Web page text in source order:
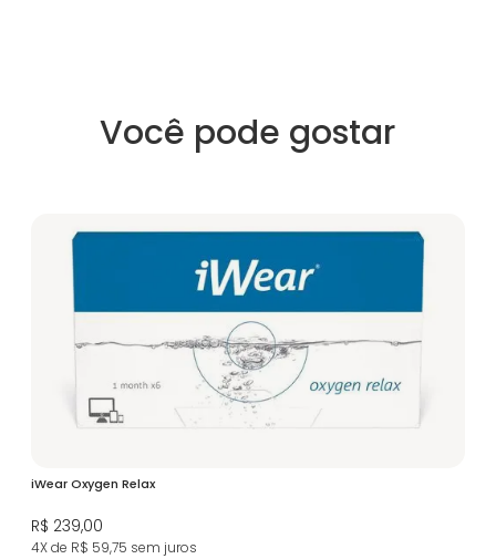
Você pode gostar
iWear Oxygen Relax
R$ 239,00
4X de R$ 59,75 sem juros